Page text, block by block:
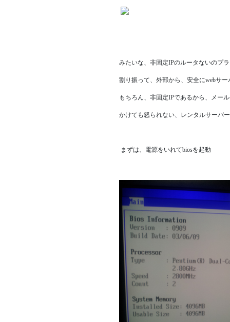
みたいな、非固定IPのルータないのプ
割り振って、外部から、安全にwebサ
もちろん、非固定IPであるから、メー
かけても怒られない、レンタルサーバ
まずは、電源をいれてbiosを起動